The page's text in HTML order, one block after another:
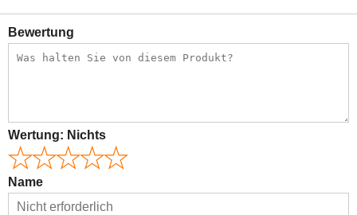
Bewertung
Wertung: Nichts
Name